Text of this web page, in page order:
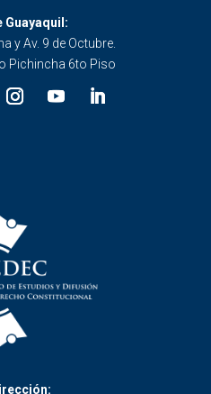
Guayaquil:
y Av. 9 de Octubre.
Pichincha 6to Piso